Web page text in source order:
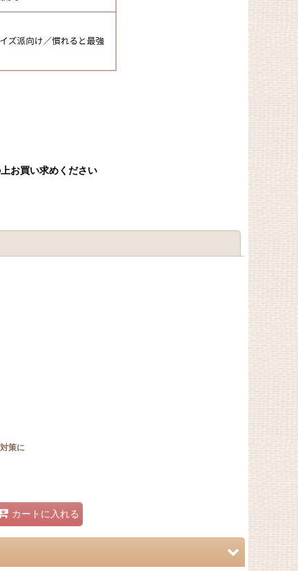
お買い求めください
策に
カートに入れる